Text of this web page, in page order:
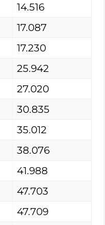
14.516
17.087
17.230
25.942
27.020
30.835
35.012
38.076
41.988
47.703
47.709